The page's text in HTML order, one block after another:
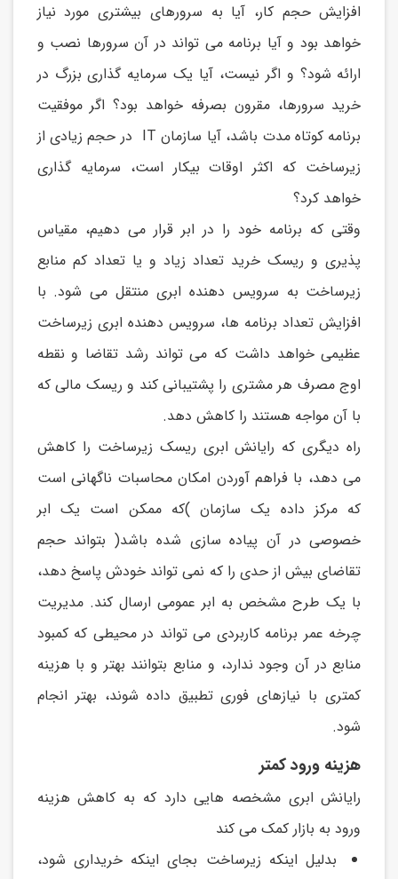
افزايش حجم کار، آيا به سرورهای بیشتری مورد نیاز
خواهد بود و آيا برنامه می تواند در آن سرورها نصب و
ارائه شود؟ و اگر نیست، آيا يک سرمايه گذاری بزرگ در
خريد سرورها، مقرون بصرفه خواهد بود؟ اگر موفقیت
برنامه کوتاه مدت باشد، آيا سازمان IT در حجم زيادی از
زيرساخت که اکثر اوقات بیکار است، سرمايه گذاری
خواهد کرد؟
وقتی که برنامه خود را در ابر قرار می دهیم، مقیاس
پذيری و ريسک خريد تعداد زياد و يا تعداد کم منابع
زيرساخت به سرويس دهنده ابری منتقل می شود. با
افزايش تعداد برنامه ها، سرويس دهنده ابری زيرساخت
عظیمی خواهد داشت که می تواند رشد تقاضا و نقطه
اوج مصرف هر مشتری را پشتیبانی کند و ريسک مالی که
با آن مواجه هستند را کاهش دهد.
راه ديگری که رايانش ابری ريسک زيرساخت را کاهش
می دهد، با فراهم آوردن امکان محاسبات ناگهانی است
که مرکز داده يک سازمان )که ممکن است يک ابر
خصوصی در آن پیاده سازی شده باشد( بتواند حجم
تقاضای بیش از حدی را که نمی تواند خودش پاسخ دهد،
با يک طرح مشخص به ابر عمومی ارسال کند. مديريت
چرخه عمر برنامه کاربردی می تواند در محیطی که کمبود
منابع در آن وجود ندارد، و منابع بتوانند بهتر و با هزينه
کمتری با نیازهای فوری تطبیق داده شوند، بهتر انجام
شود.
هزینه ورود کمتر
رايانش ابری مشخصه هايی دارد که به کاهش هزينه
ورود به بازار کمک می کند
بدلیل اينکه زيرساخت بجای اينکه خريداری شود،